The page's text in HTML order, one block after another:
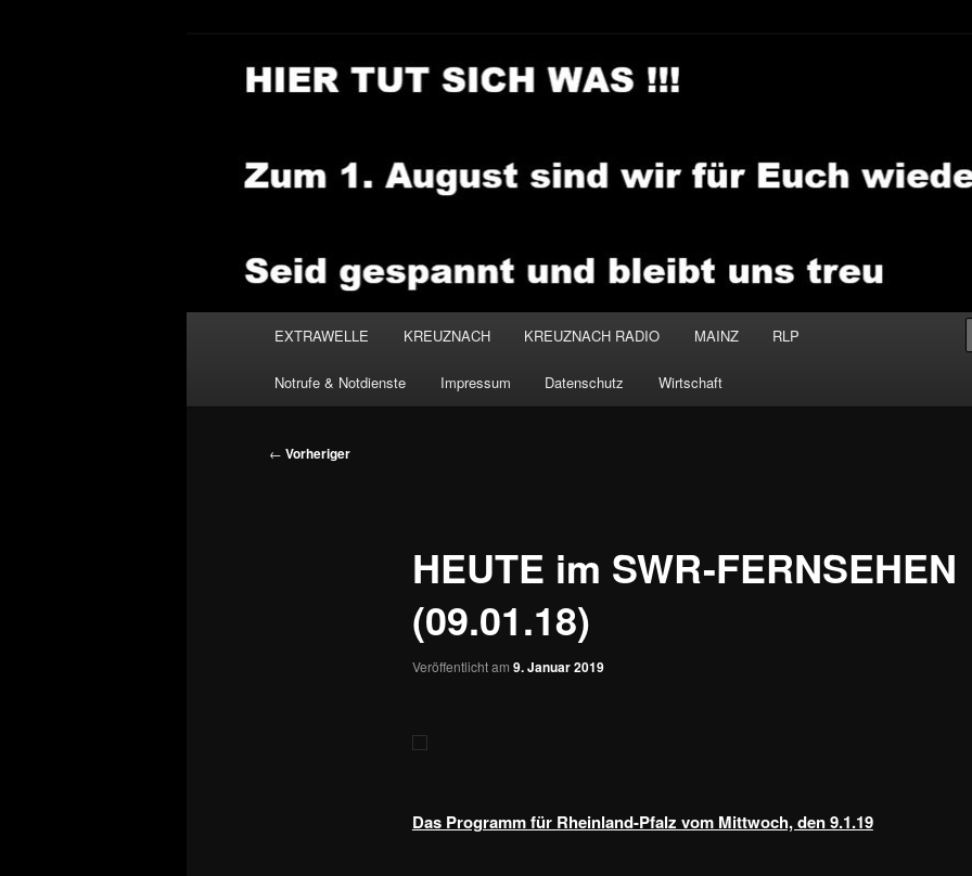
EXTRAWELLE KREUZNACH KREUZNACH RADIO MAINZ RLP
Notrufe & Notdienste Impressum Datenschutz Wirtschaft
Beitragsnavigation
← Vorheriger
HEUTE im SWR-FERNSEHEN
(09.01.18)
Veröffentlicht am 9. Januar 2019
Das Programm für Rheinland-Pfalz vom Mittwoch, den 9.1.19